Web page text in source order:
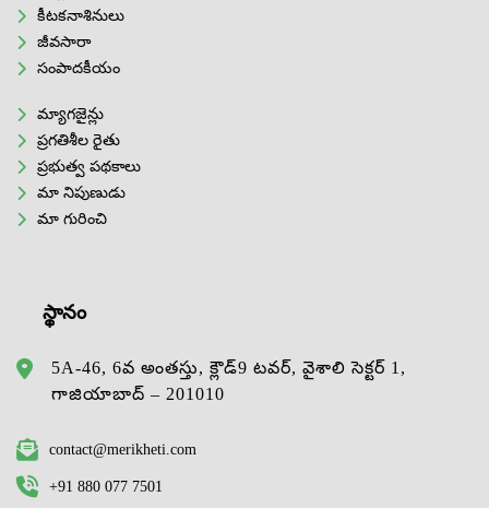
కీటకనాశినులు
జీవసారా
సంపాదకీయం
మ్యాగజైన్లు
ప్రగతిశీల రైతు
ప్రభుత్వ పథకాలు
మా నిపుణుడు
మా గురించి
స్థానం
5A-46, 6వ అంతస్తు, క్లౌడ్9 టవర్, వైశాలి సెక్టర్ 1,
గాజియాబాద్ – 201010
contact@merikheti.com
+91 880 077 7501